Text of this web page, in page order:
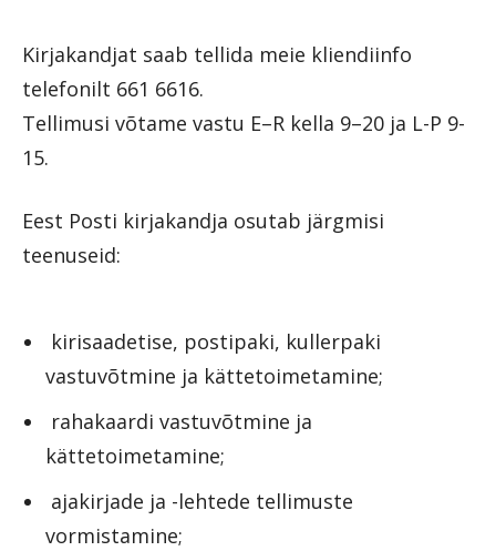
Kirjakandjat saab tellida meie kliendiinfo
telefonilt 661 6616.
Tellimusi võtame vastu E–R kella 9–20 ja L-P 9-
15.
Eest Posti kirjakandja osutab järgmisi
teenuseid:
kirisaadetise, postipaki, kullerpaki
vastuvõtmine ja kättetoimetamine;
rahakaardi vastuvõtmine ja
kättetoimetamine;
ajakirjade ja -lehtede tellimuste
vormistamine;